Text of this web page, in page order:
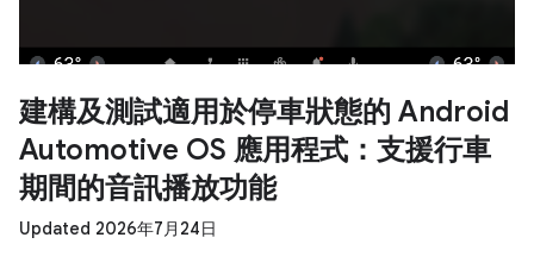
建構及測試適用於停車狀態的 Android
Automotive OS 應用程式：支援行車
期間的音訊播放功能
Updated 2026年7月24日